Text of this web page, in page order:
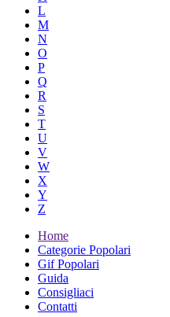
L
M
N
O
P
Q
R
S
T
U
V
W
X
Y
Z
Home
Categorie Popolari
Gif Popolari
Guida
Consigliaci
Contatti